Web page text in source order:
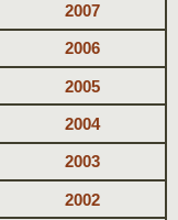
2007
2006
2005
2004
2003
2002